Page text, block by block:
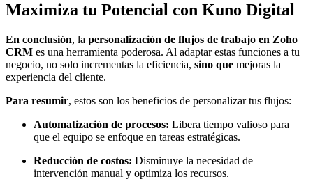
Maximiza tu Potencial con Kuno Digital
En conclusión, la personalización de flujos de trabajo en Zoho
CRM es una herramienta poderosa. Al adaptar estas funciones a tu
negocio, no solo incrementas la eficiencia, sino que mejoras la
experiencia del cliente.
Para resumir, estos son los beneficios de personalizar tus flujos:
Automatización de procesos: Libera tiempo valioso para
que el equipo se enfoque en tareas estratégicas.
Reducción de costos: Disminuye la necesidad de
intervención manual y optimiza los recursos.